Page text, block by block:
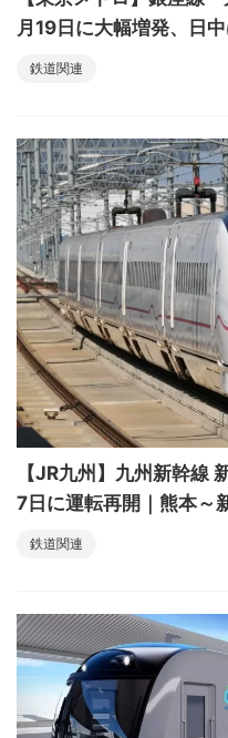
月19日に大幅増発、日
鉄道関連
【JR九州】九州新幹線
7日に運転再開｜熊本～
鉄道関連